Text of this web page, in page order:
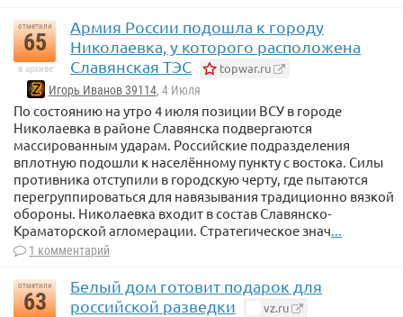
отметили
65
в архиве
Армия России подошла к городу
Николаевка, у которого расположена
Славянская ТЭС
topwar.ru
Игорь Иванов 39114, 4 Июля
По состоянию на утро 4 июля позиции ВСУ в городе
Николаевка в районе Славянска подвергаются
массированным ударам. Российские подразделения
вплотную подошли к населённому пункту с востока. Силы
противника отступили в городскую черту, где пытаются
перегруппироваться для навязывания традиционно вязкой
обороны. Николаевка входит в состав Славянско-
Краматорской агломерации. Стратегическое знач...
1 комментарий
отметили
63
Белый дом готовит подарок для
российской разведки
vz.ru